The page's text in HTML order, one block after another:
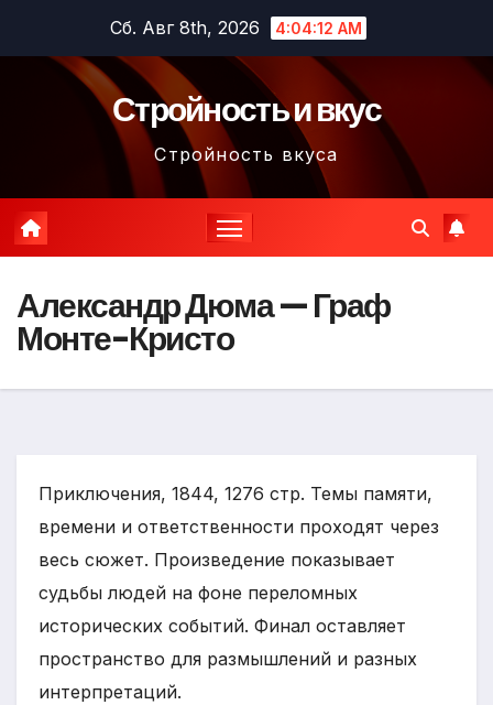
содержимому
Сб. Авг 8th, 2026 4:04:13 AM
Стройность и вкус
Стройность вкуса
Александр Дюма — Граф
Монте-Кристо
Приключения, 1844, 1276 стр. Темы памяти,
времени и ответственности проходят через
весь сюжет. Произведение показывает
судьбы людей на фоне переломных
исторических событий. Финал оставляет
пространство для размышлений и разных
интерпретаций.